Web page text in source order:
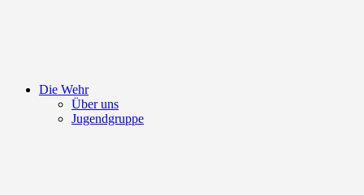
Die Wehr
Über uns
Jugendgruppe